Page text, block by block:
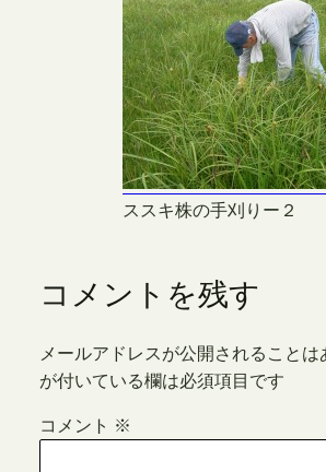
ススキ株の手刈りー２
コメントを残す
メールアドレスが公開されることは
が付いている欄は必須項目です
コメント ※